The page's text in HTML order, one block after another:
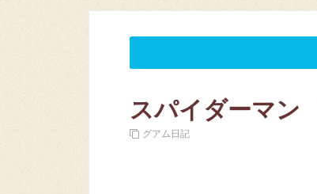
スパイダーマ
グアム日記